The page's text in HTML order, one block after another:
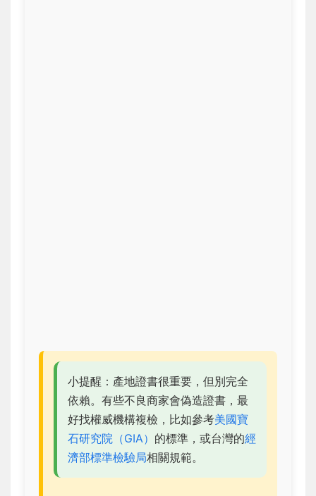
小提醒：產地證書很重要，但別完全
依賴。有些不良商家會偽造證書，最
好找權威機構複檢，比如參考美國寶
石研究院（GIA） 的標準，或台灣的經
濟部標準檢驗局相關規範。